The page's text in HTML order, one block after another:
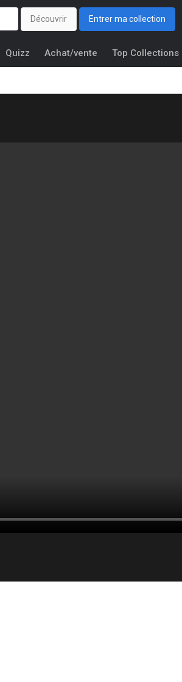
Découvrir Entrer ma collection
Quizz Achat/vente Top Collections